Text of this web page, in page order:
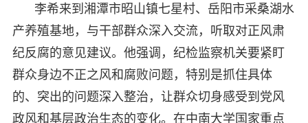
李希来到湘潭市昭山镇七星村、岳阳市采桑湖水
产养殖基地，与干部群众深入交流，听取对正风肃
纪反腐的意见建议。他强调，纪检监察机关要紧盯
群众身边不正之风和腐败问题，特别是抓住具体
的、突出的问题深入整治，让群众切身感受到党风
政风和基层政治生态的变化。在中南大学国家重点